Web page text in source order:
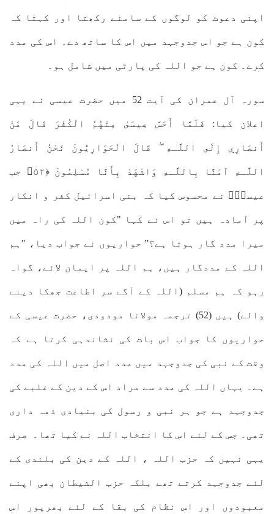
اپنی دعوت کو لوگوں کے سامنے رکھتا اور کہتا کہ
کون ہے جو اس جدوجہد میں اس کا ساتھ دے۔ اس کی مدد
کرے۔ کون ہے جو اللہ کی پارٹی میں شامل ہو۔
سورہ آل عمران کی آیت 52 میں حضرت عیسی نے یہی
اعلان کیا: فَلَمَّا أَحَسَّ عِيسَىٰ مِنْهُمُ الْكُفْرَ قَالَ مَنْ
أَنصَارِي إِلَى اللَّـهِ ۖ قَالَ الْحَوَارِيُّونَ نَحْنُ أَنصَارُ
اللَّـهِ آمَنَّا بِاللَّـهِ وَاشْهَدْ بِأَنَّا مُسْلِمُونَ ﴿٥٢﴾ جب
عیسیٰؑ نے محسوس کیا کہ بنی اسرائیل کفر و انکار
پر آمادہ ہیں تو اس نے کہا "کون اللہ کی راہ میں
میرا مدد گار ہوتا ہے؟” حواریوں نے جواب دیا، "ہم
اللہ کے مددگار ہیں، ہم اللہ پر ایمان لائے، گواہ
رہو کہ ہم مسلم (اللہ کے آگے سر اطاعت جھکا دینے
والے) ہیں (52) ترجمہ مولانا مودودی، حضرت عیسی کے
حواریوں کا جواب اس بات کی نشاندہی کرتا ہے کہ
وقت کے نبی کی جدوجہد میں مدد اصل میں اللہ کی مدد
ہے۔ یہاں اللہ کی مدد سے مراد اس کے دین کے غلبے کی
جدوجہد ہے جو ہر نبی و رسول کی بنیادی ذمہ داری
تھی۔ جس کے لئے اس کا انتخاب اللہ نے کیا تھا۔ صرف
یہی نہیں کہ حزب اللہ ، اللہ کے دین کی بلندی کے
لئے جدوجہد کرتے تھے بلکہ حزب الشیطان بھی اپنے
معبودوں اور اس نظام کی بقا کے لئے بھرپور اس